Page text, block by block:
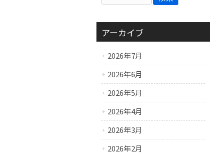
アーカイブ
2026年7月
2026年6月
2026年5月
2026年4月
2026年3月
2026年2月